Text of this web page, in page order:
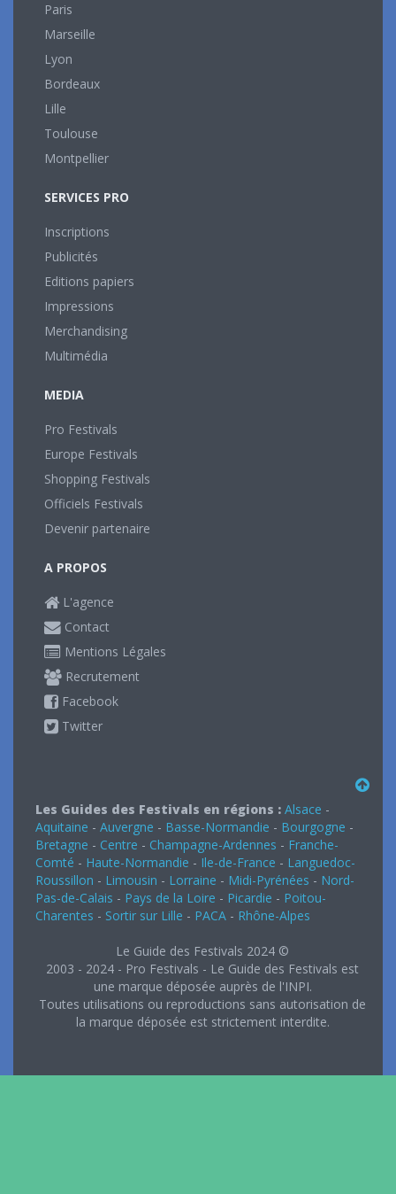
Paris
Marseille
Lyon
Bordeaux
Lille
Toulouse
Montpellier
SERVICES PRO
Inscriptions
Publicités
Editions papiers
Impressions
Merchandising
Multimédia
MEDIA
Pro Festivals
Europe Festivals
Shopping Festivals
Officiels Festivals
Devenir partenaire
A PROPOS
L'agence
Contact
Mentions Légales
Recrutement
Facebook
Twitter
Les Guides des Festivals en régions : Alsace -
Aquitaine - Auvergne - Basse-Normandie - Bourgogne -
Bretagne - Centre - Champagne-Ardennes - Franche-
Comté - Haute-Normandie - Ile-de-France - Languedoc-
Roussillon - Limousin - Lorraine - Midi-Pyrénées - Nord-
Pas-de-Calais - Pays de la Loire - Picardie - Poitou-
Charentes - Sortir sur Lille - PACA - Rhône-Alpes
Le Guide des Festivals 2024 ©
2003 - 2024 - Pro Festivals - Le Guide des Festivals est
une marque déposée auprès de l'INPI.
Toutes utilisations ou reproductions sans autorisation de
la marque déposée est strictement interdite.